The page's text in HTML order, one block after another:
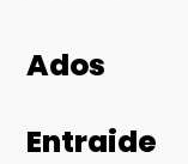
Ados
Entraide